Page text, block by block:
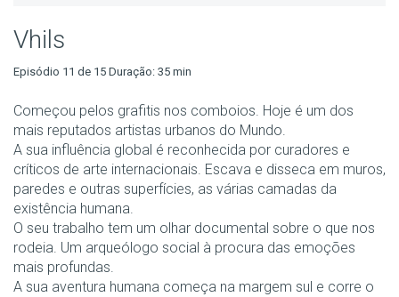
Vhils
Episódio 11 de 15 Duração: 35 min
Começou pelos grafitis nos comboios. Hoje é um dos
mais reputados artistas urbanos do Mundo.
A sua influência global é reconhecida por curadores e
críticos de arte internacionais. Escava e disseca em muros,
paredes e outras superfícies, as várias camadas da
existência humana.
O seu trabalho tem um olhar documental sobre o que nos
rodeia. Um arqueólogo social à procura das emoções
mais profundas.
A sua aventura humana começa na margem sul e corre o